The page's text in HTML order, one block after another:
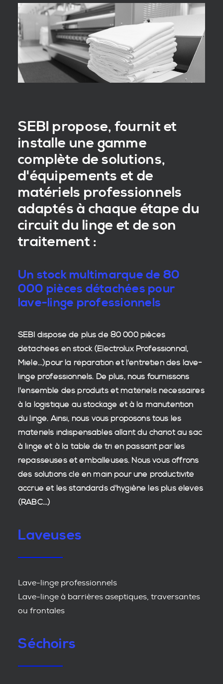
SEBI propose, fournit et
installe une gamme
complète de solutions,
d'équipements et de
matériels professionnels
adaptés à chaque étape du
circuit du linge et de son
traitement :
Un stock multimarque de 80
000 pièces détachées pour
lave-linge professionnels
SEBI dispose de plus de 80 000pièces
détachées en stock(Electrolux Professionnal,
Miele...)pour la réparation et l'entretien des lave-
linge professionnels. De plus, nous fournissons
l'ensemble des produits et matériels nécessaires
à la logistique au stockage et à la manutention
du linge. Ainsi, nous vous proposons tous les
matériels indispensables allant du chariot au sac
à linge et à la table de tri en passant par les
repasseuses et emballeuses. Nous vous offrons
des solutions clé en main pour une productivité
accrue et lesstandards d'hygiène les plus élevés
(RABC...)
Laveuses
Lave-linge professionnels
Lave-linge à barrières aseptiques, traversantes
ou frontales
Séchoirs